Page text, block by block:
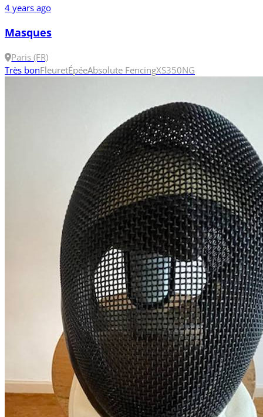
4 years ago
Masques
Paris (FR)
Très bonFleuretÉpéeAbsolute FencingXS350NG